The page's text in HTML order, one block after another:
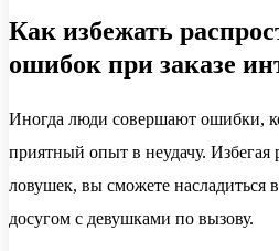
Как избежать
ошибок при заказе
Иногда люди совершают ошибки,
приятный опыт в неудачу. Избегая
ловушек, вы сможете
досугом с девушками по вызову.